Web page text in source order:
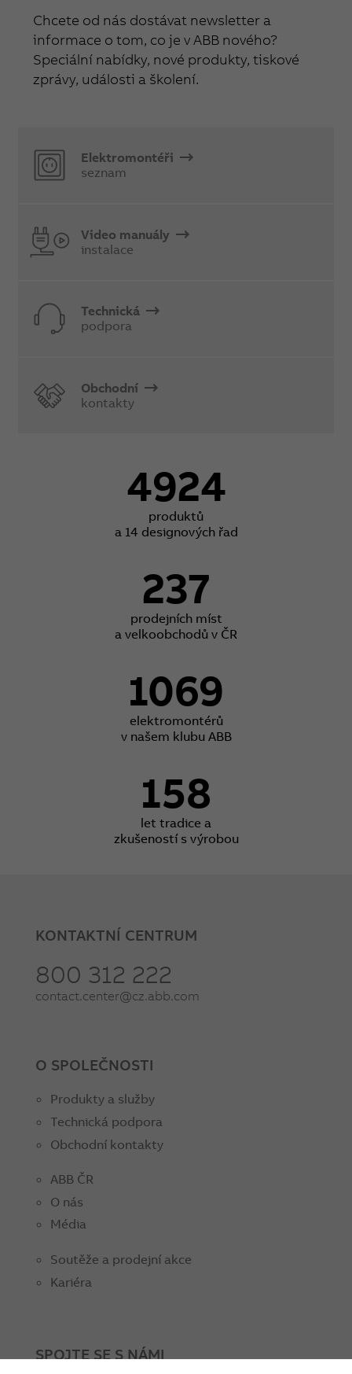
Chcete od nás dostávat newsletter a
informace o tom, co je v ABB nového?
Speciální nabídky, nové produkty, tiskové
zprávy, události a školení.
Elektromontéři
seznam
Video manuály
instalace
Technická
podpora
Obchodní
kontakty
4924
produktů
a 14 designových řad
237
prodejních míst
a velkoobchodů v ČR
1069
elektromontérů
v našem klubu ABB
158
let tradice a
zkušeností s výrobou
KONTAKTNÍ CENTRUM
800 312 222
contact.center@cz.abb.com
O SPOLEČNOSTI
Produkty a služby
Technická podpora
Obchodní kontakty
ABB ČR
O nás
Média
Soutěže a prodejní akce
Kariéra
SPOJTE SE S NÁMI